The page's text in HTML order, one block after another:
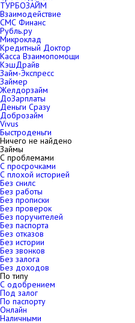
ТУРБОЗАЙМ
Взаимодействие
СМС Финанс
Рубль.ру
Микроклад
Кредитный Доктор
Касса Взаимопомощи
КэшДрайв
Займ-Экспресс
Займер
Желдорзайм
ДоЗарплаты
Деньги Сразу
Доброзайм
Vivus
Быстроденьги
Ничего не найдено
Займы
С проблемами
С просрочками
С плохой историей
Без снилс
Без работы
Без прописки
Без проверок
Без поручителей
Без паспорта
Без отказов
Без истории
Без звонков
Без залога
Без доходов
По типу
С одобрением
Под залог
По паспорту
Онлайн
Наличными